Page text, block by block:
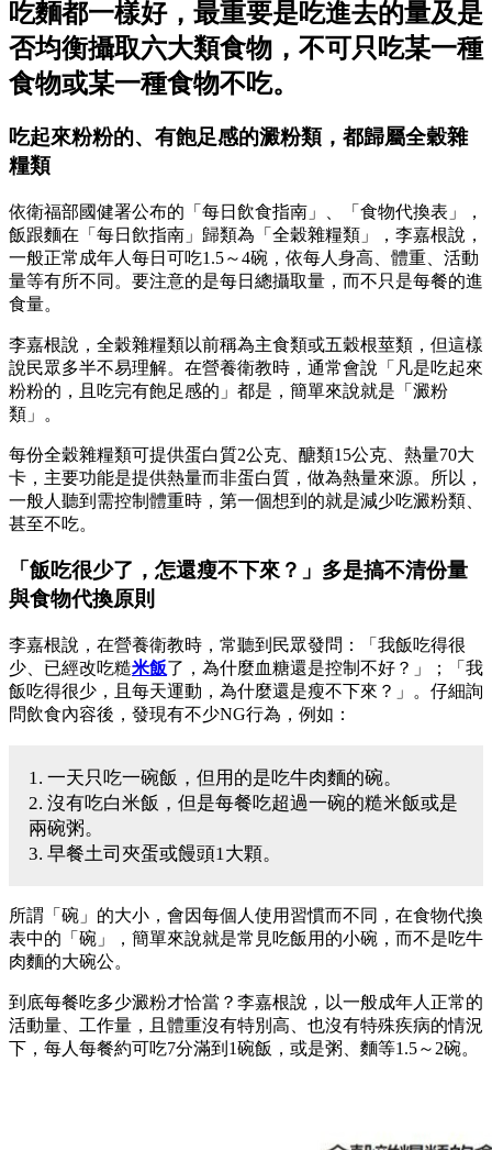
吃麵都一樣好，最重要是吃進去的量及是
否均衡攝取六大類食物，不可只吃某一種
食物或某一種食物不吃。
吃起來粉粉的、有飽足感的澱粉類，都歸屬全穀雜
糧類
依衛福部國健署公布的「每日飲食指南」、「食物代換表」，
飯跟麵在「每日飲指南」歸類為「全穀雜糧類」，李嘉根說，
一般正常成年人每日可吃1.5～4碗，依每人身高、體重、活動
量等有所不同。要注意的是每日總攝取量，而不只是每餐的進
食量。
李嘉根說，全穀雜糧類以前稱為主食類或五穀根莖類，但這樣
說民眾多半不易理解。在營養衛教時，通常會說「凡是吃起來
粉粉的，且吃完有飽足感的」都是，簡單來說就是「澱粉
類」。
每份全穀雜糧類可提供蛋白質2公克、醣類15公克、熱量70大
卡，主要功能是提供熱量而非蛋白質，做為熱量來源。所以，
一般人聽到需控制體重時，第一個想到的就是減少吃澱粉類、
甚至不吃。
「飯吃很少了，怎還瘦不下來？」多是搞不清份量
與食物代換原則
李嘉根說，在營養衛教時，常聽到民眾發問：「我飯吃得很
少、已經改吃糙米飯了，為什麼血糖還是控制不好？」；「我
飯吃得很少，且每天運動，為什麼還是瘦不下來？」。仔細詢
問飲食內容後，發現有不少NG行為，例如：
1. 一天只吃一碗飯，但用的是吃牛肉麵的碗。
2. 沒有吃白米飯，但是每餐吃超過一碗的糙米飯或是
兩碗粥。
3. 早餐土司夾蛋或饅頭1大顆。
所謂「碗」的大小，會因每個人使用習慣而不同，在食物代換
表中的「碗」，簡單來說就是常見吃飯用的小碗，而不是吃牛
肉麵的大碗公。
到底每餐吃多少澱粉才恰當？李嘉根說，以一般成年人正常的
活動量、工作量，且體重沒有特別高、也沒有特殊疾病的情況
下，每人每餐約可吃7分滿到1碗飯，或是粥、麵等1.5～2碗。